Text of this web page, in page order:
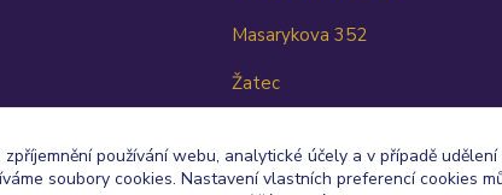
Masarykova 352
Žatec
TEL: 603 817 124
používání webu, analytické účely a v případě
soubory cookies. Nastavení vlastních preferencí cookies